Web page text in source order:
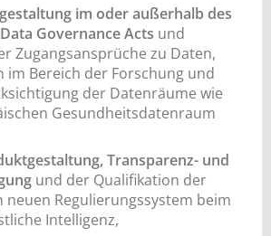
im oder außerhalb des
Governance Acts und
Zugangsansprüche zu Daten,
im Bereich der Forschung und
der Datenräume wie
Gesundheitsdatenraum
Transparenz- und
und der Qualifikation der
neuen Regulierungssystem beim
Intelligenz,